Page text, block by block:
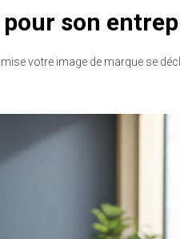
son
votre image de marque se